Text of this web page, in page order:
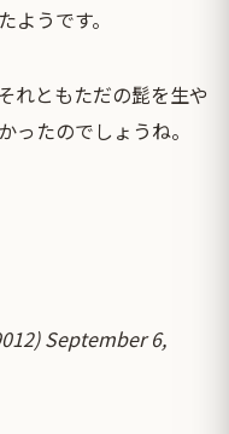
うです。
れともただの髭を生や
ったのでしょうね。
September 6,